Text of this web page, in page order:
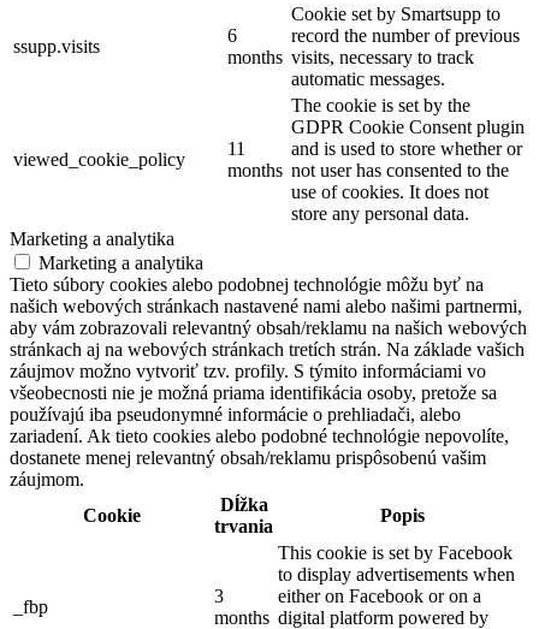
ssupp.visits
6
months
Cookie set by Smartsupp to
record the number of previous
visits, necessary to track
automatic messages.
viewed_cookie_policy
11
months
The cookie is set by the
GDPR Cookie Consent plugin
and is used to store whether or
not user has consented to the
use of cookies. It does not
store any personal data.
Marketing a analytika
Marketing a analytika
Tieto súbory cookies alebo podobnej technológie môžu byť na
našich webových stránkach nastavené nami alebo našimi partnermi,
aby vám zobrazovali relevantný obsah/reklamu na našich webových
stránkach aj na webových stránkach tretích strán. Na základe vašich
záujmov možno vytvoriť tzv. profily. S týmito informáciami vo
všeobecnosti nie je možná priama identifikácia osoby, pretože sa
používajú iba pseudonymné informácie o prehliadači, alebo
zariadení. Ak tieto cookies alebo podobné technológie nepovolíte,
dostanete menej relevantný obsah/reklamu prispôsobenú vašim
záujmom.
Cookie
Dĺžka
trvania
Popis
_fbp
3
months
This cookie is set by Facebook
to display advertisements when
either on Facebook or on a
digital platform powered by